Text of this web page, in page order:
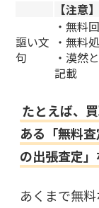
【注意】
謳い文
句
・無料
・無料
・漠然
記載
たとえば、
ある「無料
の出張査定」
あくまで無